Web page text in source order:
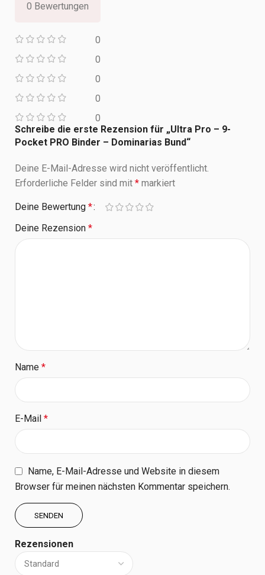
0 Bewertungen
0
0
0
0
0
Rezensionen
Schreibe die erste Rezension für „Ultra Pro – 9-
Pocket PRO Binder – Dominarias Bund“
Deine E-Mail-Adresse wird nicht veröffentlicht.
Erforderliche Felder sind mit * markiert
Deine Bewertung *
Deine Rezension *
Name *
E-Mail *
Name, E-Mail-Adresse und Website in diesem
Browser für meinen nächsten Kommentar speichern.